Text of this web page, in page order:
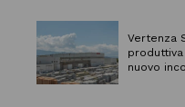
Vertenza
nuovo